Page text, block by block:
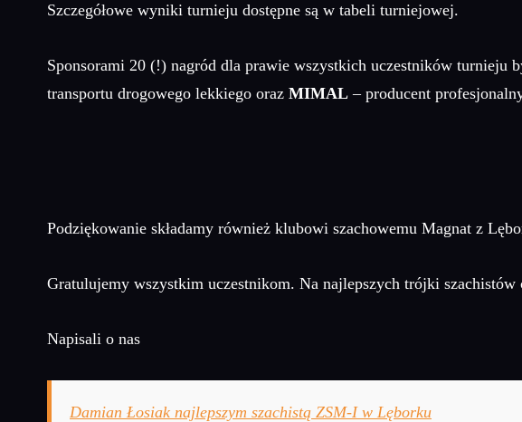
Szczegółowe wyniki turnieju dostępne są w tabeli turniejowej.
Sponsorami 20 (!) nagród dla prawie wszystkich uczestników turnieju
transportu drogowego lekkiego oraz MIMAL – producent
Podziękowanie składamy również klubowi szachowemu Magnat z
Gratulujemy wszystkim uczestnikom. Na najlepszych trójki
Napisali o nas
Damian Łosiak najlepszym szachistą ZSM-I w Lęborku